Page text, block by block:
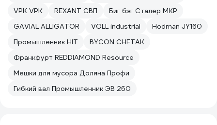
VPK VPK
REXANT СВП
Биг бэг Сталер МКР
GAVIAL ALLIGATOR
VOLL industrial
Hodman JY160
Промышленник HIT
BYCON CHETAK
Франкфурт REDDIAMOND Resource
Мешки для мусора Доляна Профи
Гибкий вал Промышленник ЭВ 260